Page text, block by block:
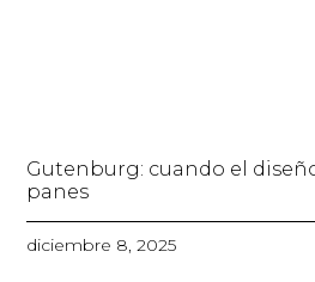
Gutenburg: cuando el
panes
diciembre 8, 2025